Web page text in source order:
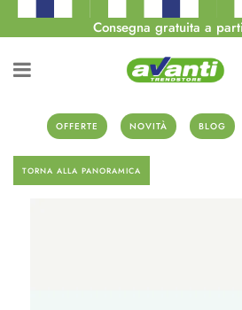
Consegna gratuita a
OFFERTE NOVITÀ BLOG
TORNA ALLA PANORAMICA